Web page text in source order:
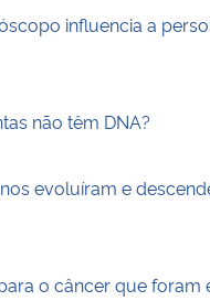
influencia a
não têm DNA?
evoluíram e
o câncer que foram